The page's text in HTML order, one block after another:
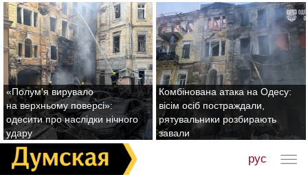
«Полум'я вирувало
на верхньому поверсі»:
одесити про наслідки нічного
удару
Комбінована атака на Одесу:
вісім осіб постраждали,
рятувальники розбирають
завали
рус